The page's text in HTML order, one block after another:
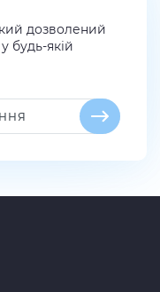
дозволений
будь-якій